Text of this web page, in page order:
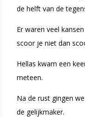
de helft van de
Er waren veel
scoor je niet dan
Hellas kwam een
meteen.
Na de rust gingen
de gelijkmaker.